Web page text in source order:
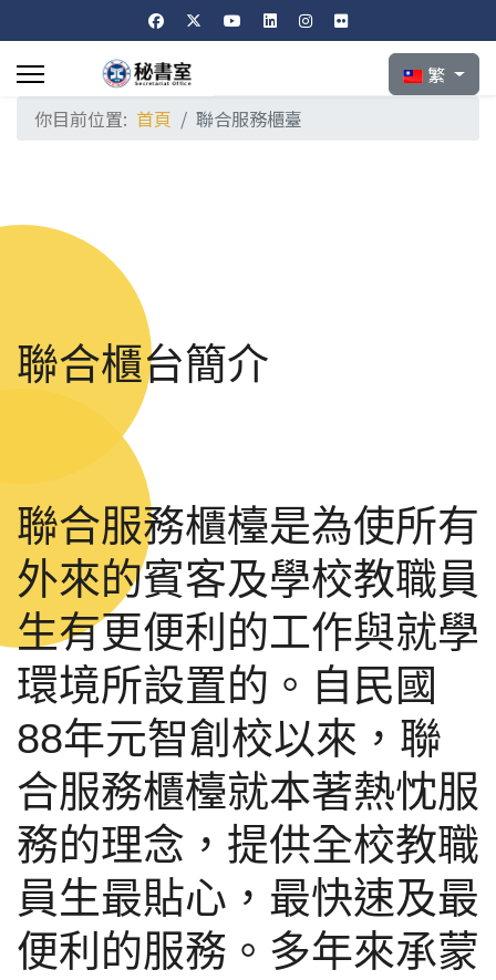
選擇你的語言
繁
你目前位置: 首頁 聯合服務櫃臺
聯合櫃台簡介
聯合服務櫃檯是為使所有
外來的賓客及學校教職員
生有更便利的工作與就學
環境所設置的。自民國
88年元智創校以來，聯
合服務櫃檯就本著熱忱服
務的理念，提供全校教職
員生最貼心，最快速及最
便利的服務。多年來承蒙